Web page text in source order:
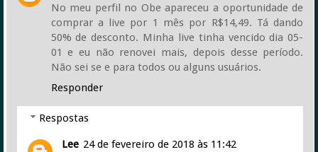
No meu perfil no Obe apareceu a oportunidade de
comprar a live por 1 mês por R$14,49. Tá dando
50% de desconto. Minha live tinha vencido dia 05-
01 e eu não renovei mais, depois desse período.
Não sei se e para todos ou alguns usuários.
Responder
Respostas
Lee 24 de fevereiro de 2018 às 11:42